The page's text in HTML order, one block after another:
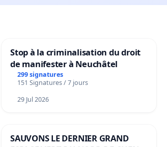
Stop à la criminalisation du droit
de manifester à Neuchâtel
299 signatures
151 Signatures / 7 jours
29 Jul 2026
SAUVONS LE DERNIER GRAND